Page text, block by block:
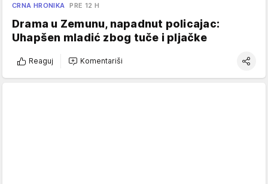
CRNA HRONIKA PRE 12 H
Drama u Zemunu, napadnut policajac:
Uhapšen mladić zbog tuče i pljačke
Reaguj Komentariši